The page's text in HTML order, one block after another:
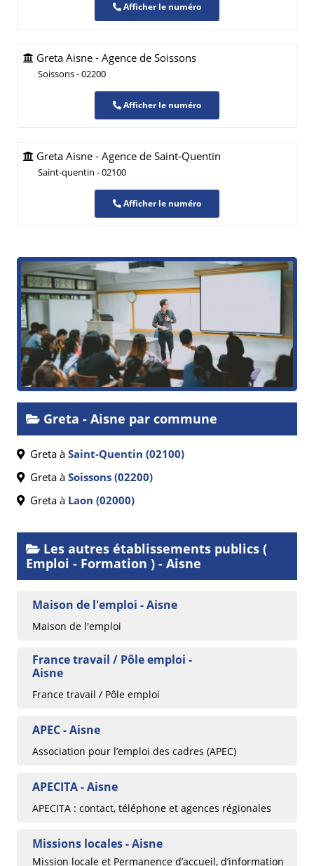
Afficher le numéro
Greta Aisne - Agence de Soissons
Soissons - 02200
Afficher le numéro
Greta Aisne - Agence de Saint-Quentin
Saint-quentin - 02100
Afficher le numéro
Greta - Aisne par commune
Greta à Saint-Quentin (02100)
Greta à Soissons (02200)
Greta à Laon (02000)
Les autres établissements publics (
Emploi - Formation ) - Aisne
Maison de l'emploi - Aisne
Maison de l'emploi
France travail / Pôle emploi -
Aisne
France travail / Pôle emploi
APEC - Aisne
Association pour l’emploi des cadres (APEC)
APECITA - Aisne
APECITA : contact, téléphone et agences régionales
Missions locales - Aisne
Mission locale et Permanence d’accueil, d’information